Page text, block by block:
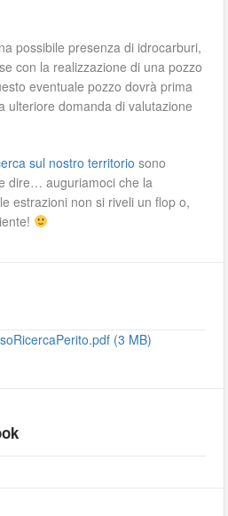
possibile presenza di idrocarburi,
con la realizzazione di una pozzo
eventuale pozzo dovrà prima
ulteriore domanda di valutazione
sul nostro territorio sono
dire… auguriamoci che la
estrazioni non si riveli un flop o,
(3 MB)